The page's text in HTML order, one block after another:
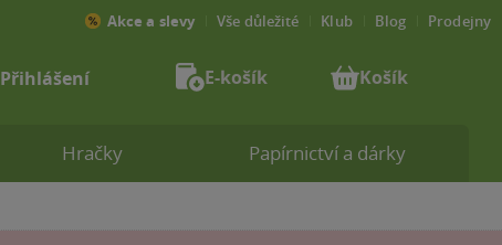
Hračky Papírnictví a dárky
Akce a slevy Vše důležité Klub Blog Prodejny
Přihlášení E-košík Košík